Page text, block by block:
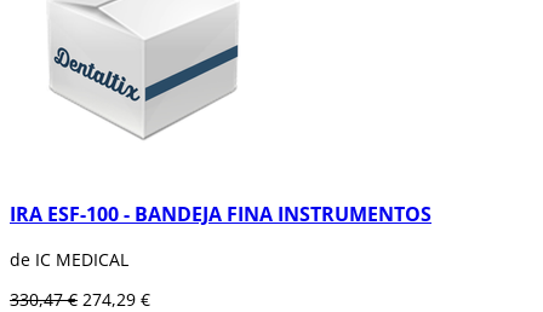
IRA ESF-100 - BANDEJA FINA INSTRUMENTOS
de IC MEDICAL
330,47 € 274,29 €